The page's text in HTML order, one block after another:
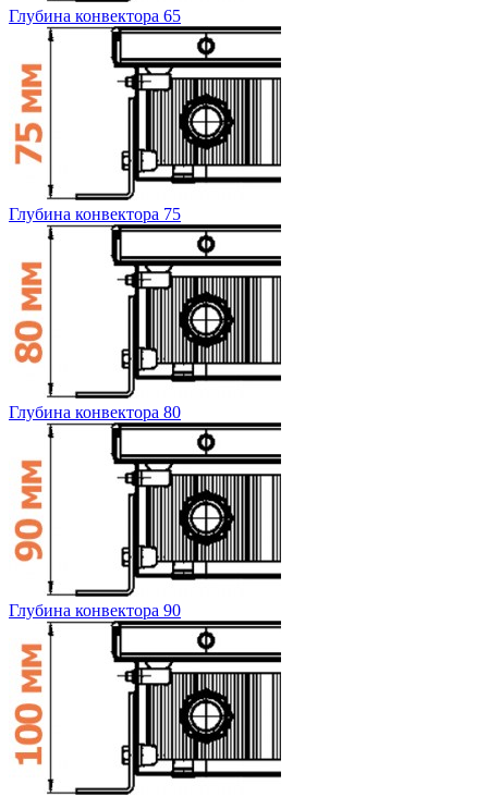
Глубина конвектора 65
Глубина конвектора 75
Глубина конвектора 80
Глубина конвектора 90